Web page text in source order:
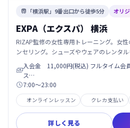
 「横浜駅」9番出口から徒歩5分 オリ
EXPA（エクスパ） 横浜
RIZAP監修の女性専用トレーニング。女
ンセリング。シューズやウェアのレンタ

入会金 11,000円(税込) フルタイム会
ス…
7:00〜23:00
オンラインレッスン クレカ支払い
詳しく見る